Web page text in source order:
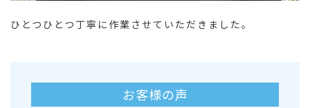
ひとつひとつ丁寧に作業させていただきました。
お客様の声